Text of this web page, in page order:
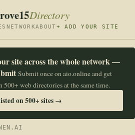
Directory
NETWORKABOUT+ ADD YOUR SITE
site across the whole network —
Submit once on aio.online and get
500+ web directories at the same time.
on 500+ sites →